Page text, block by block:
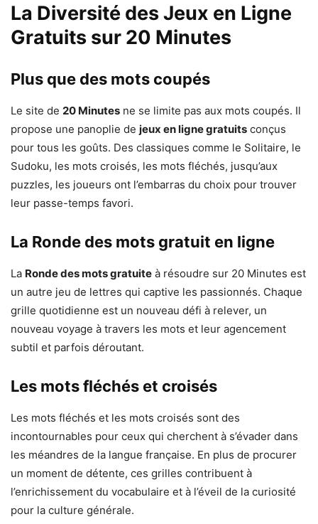
La Diversité des Jeux en Ligne
Gratuits sur 20 Minutes
Plus que des mots coupés
Le site de 20 Minutes ne se limite pas aux mots coupés. Il
propose une panoplie de jeux en ligne gratuits conçus
pour tous les goûts. Des classiques comme le Solitaire, le
Sudoku, les mots croisés, les mots fléchés, jusqu’aux
puzzles, les joueurs ont l’embarras du choix pour trouver
leur passe-temps favori.
La Ronde des mots gratuit en ligne
La Ronde des mots gratuite à résoudre sur 20 Minutes est
un autre jeu de lettres qui captive les passionnés. Chaque
grille quotidienne est un nouveau défi à relever, un
nouveau voyage à travers les mots et leur agencement
subtil et parfois déroutant.
Les mots fléchés et croisés
Les mots fléchés et les mots croisés sont des
incontournables pour ceux qui cherchent à s’évader dans
les méandres de la langue française. En plus de procurer
un moment de détente, ces grilles contribuent à
l’enrichissement du vocabulaire et à l’éveil de la curiosité
pour la culture générale.